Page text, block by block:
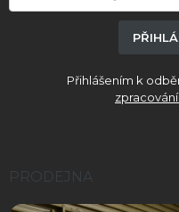
Přihlášením k
PRODEJNA